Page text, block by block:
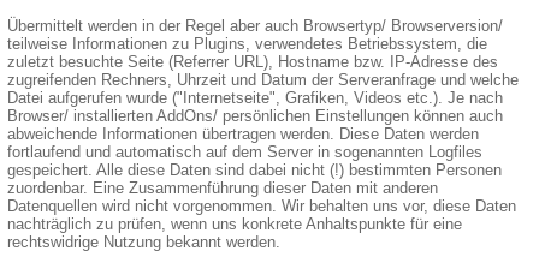
Übermittelt werden in der Regel aber auch Browsertyp/ Browserversion/
teilweise Informationen zu Plugins, verwendetes Betriebssystem, die
zuletzt besuchte Seite (Referrer URL), Hostname bzw. IP-Adresse des
zugreifenden Rechners, Uhrzeit und Datum der Serveranfrage und welche
Datei aufgerufen wurde ("Internetseite", Grafiken, Videos etc.). Je nach
Browser/ installierten AddOns/ persönlichen Einstellungen können auch
abweichende Informationen übertragen werden. Diese Daten werden
fortlaufend und automatisch auf dem Server in sogenannten Logfiles
gespeichert. Alle diese Daten sind dabei nicht (!) bestimmten Personen
zuordenbar. Eine Zusammenführung dieser Daten mit anderen
Datenquellen wird nicht vorgenommen. Wir behalten uns vor, diese Daten
nachträglich zu prüfen, wenn uns konkrete Anhaltspunkte für eine
rechtswidrige Nutzung bekannt werden.